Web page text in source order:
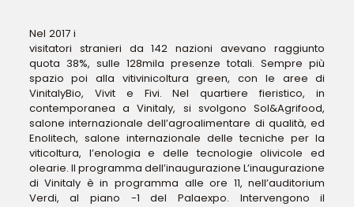
Nel 2017 i
visitatori stranieri da 142 nazioni avevano raggiunto
quota 38%, sulle 128mila presenze totali. Sempre più
spazio poi alla vitivinicoltura green, con le aree di
VinitalyBio, Vivit e Fivi. Nel quartiere fieristico, in
contemporanea a Vinitaly, si svolgono Sol&Agrifood,
salone internazionale dell’agroalimentare di qualità, ed
Enolitech, salone internazionale delle tecniche per la
viticoltura, l’enologia e delle tecnologie olivicole ed
olearie. Il programma dell’inaugurazione L’inaugurazione
di Vinitaly è in programma alle ore 11, nell’auditorium
Verdi, al piano -1 del Palaexpo. Intervengono il